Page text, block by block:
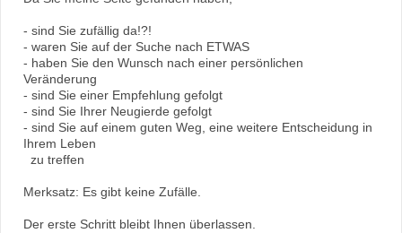
- sind Sie zufällig da!?!
- waren Sie auf der Suche nach ETWAS
- haben Sie den Wunsch nach einer persönlichen
Veränderung
- sind Sie einer Empfehlung gefolgt
- sind Sie Ihrer Neugierde gefolgt
- sind Sie auf einem guten Weg, eine weitere Entscheidung in
Ihrem Leben
zu treffen
Merksatz: Es gibt keine Zufälle.
Der erste Schritt bleibt Ihnen überlassen.